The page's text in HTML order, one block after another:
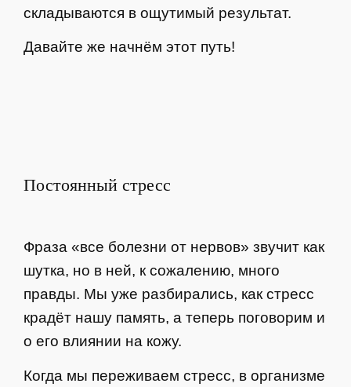
складываются в ощутимый результат.
Давайте же начнём этот путь!
Постоянный стресс
Фраза «все болезни от нервов» звучит как
шутка, но в ней, к сожалению, много
правды. Мы уже разбирались, как стресс
крадёт нашу память, а теперь поговорим и
о его влиянии на кожу.
Когда мы переживаем стресс, в организме